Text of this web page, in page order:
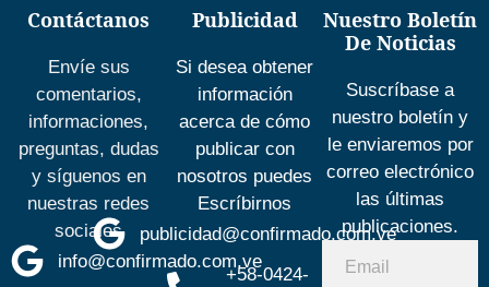
Contáctanos
Envíe sus
comentarios,
informaciones,
preguntas, dudas
y síguenos en
nuestras redes
sociales
info@confirmado.com.ve
Publicidad
Si desea obtener
información
acerca de cómo
publicar con
nosotros puedes
Escríbirnos
publicidad@confirmado.com.ve
+58-0424-
Nuestro Boletín
De Noticias
Suscríbase a
nuestro boletín y
le enviaremos por
correo electrónico
las últimas
publicaciones.